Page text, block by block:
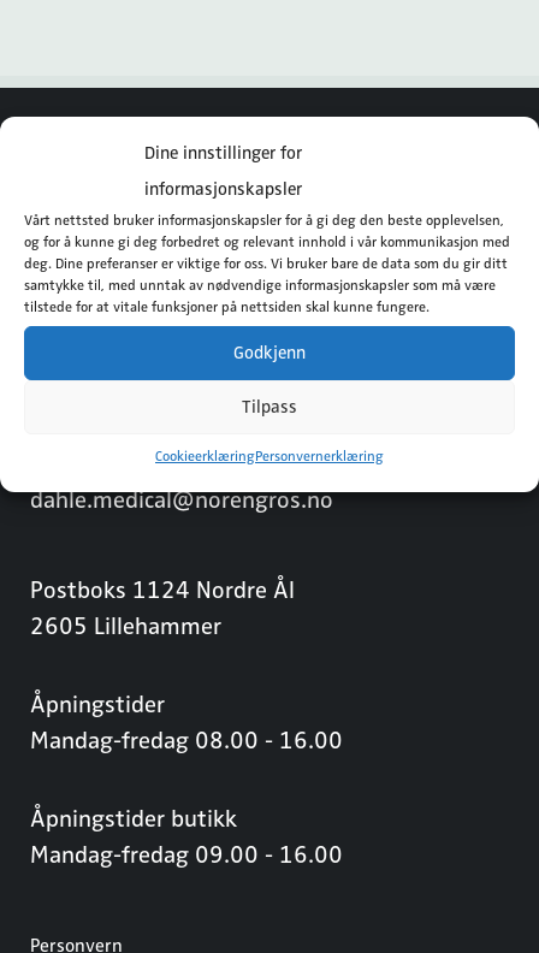
Dine innstillinger for
informasjonskapsler
Vårt nettsted bruker informasjonskapsler for å gi deg den beste opplevelsen,
og for å kunne gi deg forbedret og relevant innhold i vår kommunikasjon med
deg. Dine preferanser er viktige for oss. Vi bruker bare de data som du gir ditt
samtykke til, med unntak av nødvendige informasjonskapsler som må være
tilstede for at vitale funksjoner på nettsiden skal kunne fungere.
Godkjenn
Tilpass
CookieerklæringPersonvernerklæring
Norengros Dahle Medical AS
Instagram
Facebook
2619 Lillehammer
Tlf: 61 24 80 00
dahle.medical@norengros.no
Postboks 1124 Nordre Ål
2605 Lillehammer
Åpningstider
Mandag-fredag 08.00 - 16.00
Åpningstider butikk
Mandag-fredag 09.00 - 16.00
Personvern